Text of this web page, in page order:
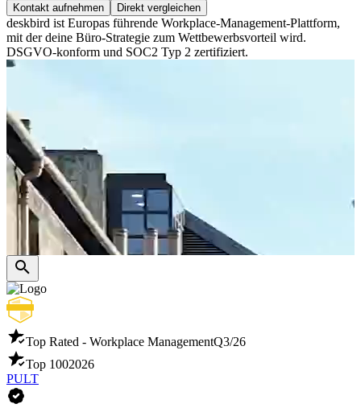
Kontakt aufnehmen Direkt vergleichen
deskbird ist Europas führende Workplace-Management-Plattform,
mit der deine Büro-Strategie zum Wettbewerbsvorteil wird.
DSGVO-konform und SOC2 Typ 2 zertifiziert.
Top Rated - Workplace ManagementQ3/26
Top 1002026
PULT